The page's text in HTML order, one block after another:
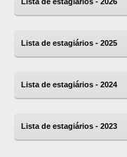
Lista de estagiários - 2025
Lista de estagiários - 2024
Lista de estagiários - 2023